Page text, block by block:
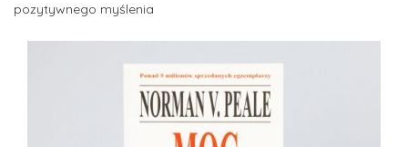
pozytywnego myślenia